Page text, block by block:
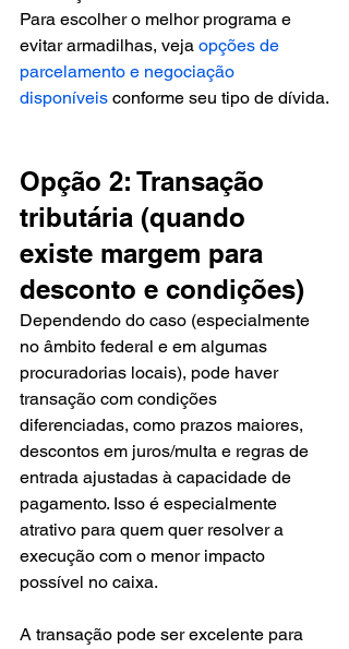
Para escolher o melhor programa e
evitar armadilhas, veja opções de
parcelamento e negociação
disponíveis conforme seu tipo de dívida.
Opção 2: Transação
tributária (quando
existe margem para
desconto e condições)
Dependendo do caso (especialmente
no âmbito federal e em algumas
procuradorias locais), pode haver
transação com condições
diferenciadas, como prazos maiores,
descontos em juros/multa e regras de
entrada ajustadas à capacidade de
pagamento. Isso é especialmente
atrativo para quem quer resolver a
execução com o menor impacto
possível no caixa.
A transação pode ser excelente para